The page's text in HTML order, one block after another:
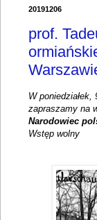
20191206
prof.
W
zapraszamy na
Narodowiec
Wstęp wolny